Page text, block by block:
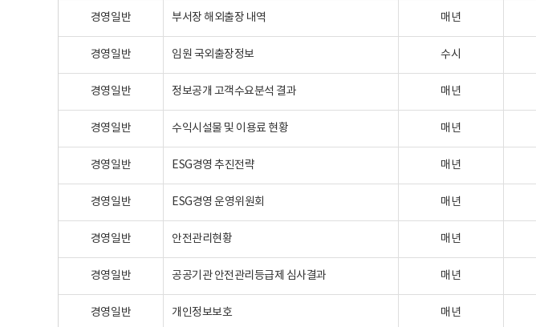
경영일반 부서장 해외출장 내역 매년
경영일반 임원 국외출장정보 수시
경영일반 정보공개 고객수요분석 결과 매년
경영일반 수익시설물 및 이용료 현황 매년
경영일반 ESG경영 추진전략 매년
경영일반 ESG경영 운영위원회 매년
경영일반 안전관리현황 매년
경영일반 공공기관 안전관리등급제 심사결과 매년
경영일반 개인정보보호 매년